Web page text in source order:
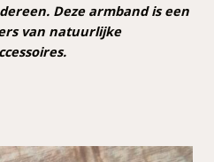
Deze armband is een
van natuurlijke